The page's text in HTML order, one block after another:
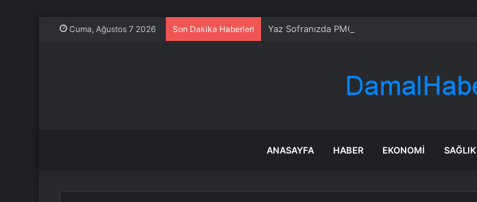
Cuma, Ağustos 7 2026 Son Dakika Haberleri Yaz Sofranızda PMOS Dostu Seçimler Yapın
ANASAYFA HABER EKONOMI SAĞLIK